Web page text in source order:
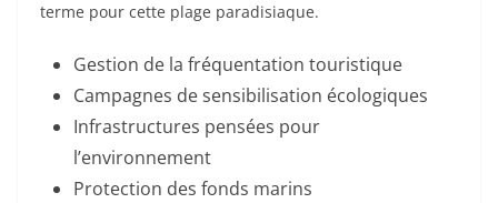
terme pour cette plage paradisiaque.
Gestion de la fréquentation touristique
Campagnes de sensibilisation écologiques
Infrastructures pensées pour
l’environnement
Protection des fonds marins